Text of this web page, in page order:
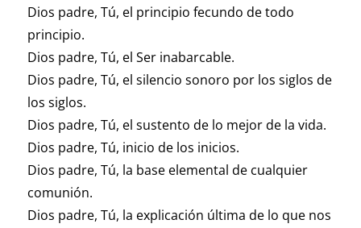
Dios padre, Tú, el principio fecundo de todo
principio.
Dios padre, Tú, el Ser inabarcable.
Dios padre, Tú, el silencio sonoro por los siglos de
los siglos.
Dios padre, Tú, el sustento de lo mejor de la vida.
Dios padre, Tú, inicio de los inicios.
Dios padre, Tú, la base elemental de cualquier
comunión.
Dios padre, Tú, la explicación última de lo que nos